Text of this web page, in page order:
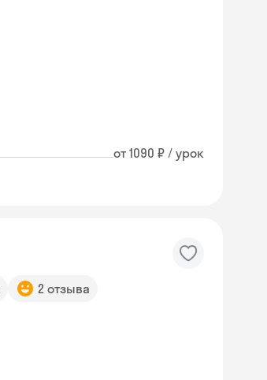
от 1090 ₽ / урок
2 отзыва